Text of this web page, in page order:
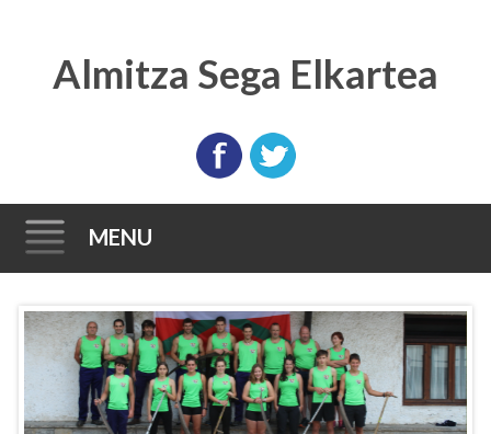
Almitza Sega Elkartea
MENU
Skip
to
content